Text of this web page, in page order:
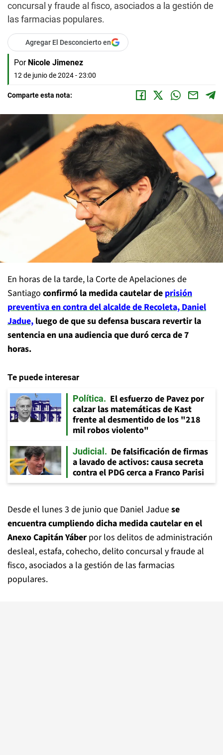
concursal y fraude al fisco, asociados a la gestión de
las farmacias populares.
Agregar El Desconcierto en
Por Nicole Jimenez
12 de junio de 2024 - 23:00
Comparte esta nota:
En horas de la tarde, la Corte de Apelaciones de
Santiago confirmó la medida cautelar de prisión
preventiva en contra del alcalde de Recoleta, Daniel
Jadue, luego de que su defensa buscara revertir la
sentencia en una audiencia que duró cerca de 7
horas.
Te puede interesar
Política
El esfuerzo de Pavez por
calzar las matemáticas de Kast
frente al desmentido de los "218
mil robos violento"
Judicial
De falsificación de firmas
a lavado de activos: causa secreta
contra el PDG cerca a Franco Parisi
Desde el lunes 3 de junio que Daniel Jaduese
encuentra cumpliendo dicha medida cautelar en el
Anexo Capitán Yáber por los delitos de administración
desleal, estafa, cohecho, delito concursal y fraude al
fisco, asociados a la gestión de las farmacias
populares.